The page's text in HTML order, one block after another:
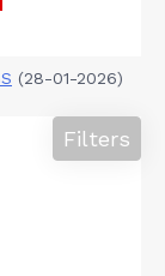
(28-01-2026)
Filters